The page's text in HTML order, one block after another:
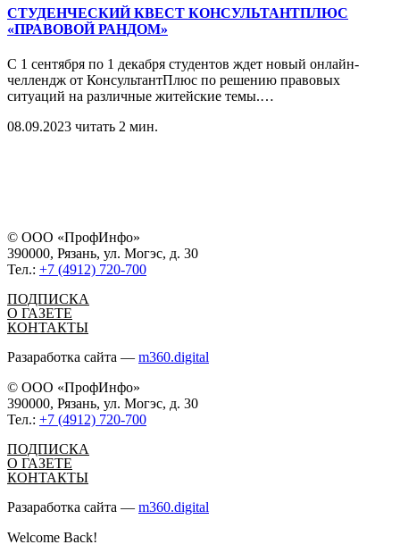
СТУДЕНЧЕСКИЙ КВЕСТ КОНСУЛЬТАНТПЛЮС
«ПРАВОВОЙ РАНДОМ»
С 1 сентября по 1 декабря студентов ждет новый онлайн-
челлендж от КонсультантПлюс по решению правовых
ситуаций на различные житейские темы.…
08.09.2023 читать 2 мин.
© ООО «ПрофИнфо»
390000, Рязань, ул. Могэс, д. 30
Тел.: +7 (4912) 720-700
ПОДПИСКА
О ГАЗЕТЕ
КОНТАКТЫ
Разаработка сайта — m360.digital
© ООО «ПрофИнфо»
390000, Рязань, ул. Могэс, д. 30
Тел.: +7 (4912) 720-700
ПОДПИСКА
О ГАЗЕТЕ
КОНТАКТЫ
Разаработка сайта — m360.digital
Welcome Back!